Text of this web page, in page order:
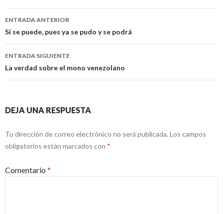
Navegación
de
entradas
ENTRADA ANTERIOR
Sí se puede, pues ya se pudo y se podrá
ENTRADA SIGUIENTE
La verdad sobre el mono venezolano
DEJA UNA RESPUESTA
Tu dirección de correo electrónico no será publicada. Los campos
obligatorios están marcados con *
Comentario *